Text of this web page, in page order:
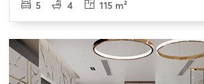
5
4 115 m²